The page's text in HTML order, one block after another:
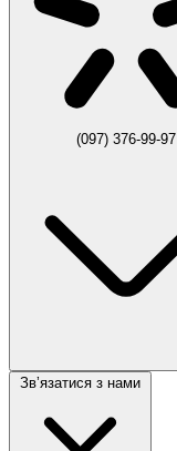
(097) 376-99-97
Звʼязатися з нами